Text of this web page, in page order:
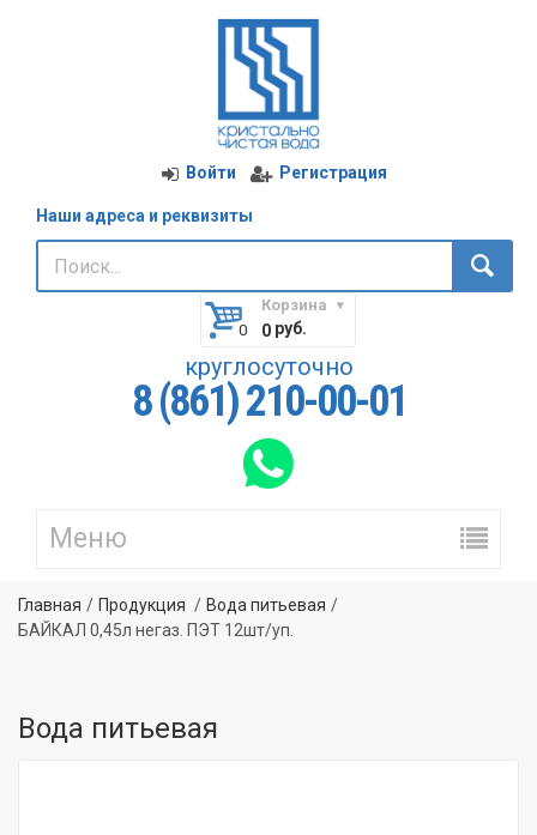
Войти Регистрация
Наши адреса и реквизиты
Корзина
0руб.
круглосуточно
8 (861) 210-00-01
Главная Продукция
Вода питьевая
БАЙКАЛ 0,45л негаз. ПЭТ 12шт/уп.
Вода питьевая